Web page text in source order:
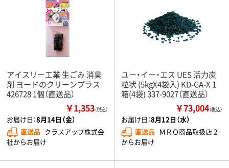
アイスリー工業 生ごみ 消臭
剤 ヨードのクリーンプラス
426728 1個（直送品）
￥1,353（税込）
お届け日：8月14日（金）
直送品 クラスアップ株式会
社からお届け
ユー・イー・エス UES 活力炭
粒状 (5kgX4袋入) KD-GA-X 1
箱(4袋) 337-9027（直送品）
￥73,004（税込）
お届け日：8月12日（水）
直送品 ＭＲＯ商品取扱店２
からお届け